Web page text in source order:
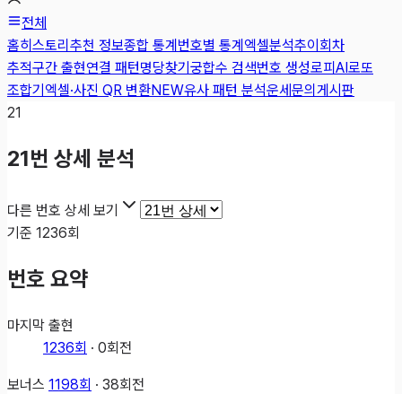
전체
홈히스토리 추천 정보종합 통계번호별 통계엑셀분석추이 회차
추적구간 출현연결 패턴명당찾기궁합수 검색번호 생성로피AI로또
조합기엑셀·사진 QR 변환NEW유사 패턴 분석운세문의게시판
21
21번 상세 분석
다른 번호 상세 보기
기준 1236회
번호 요약
마지막 출현
1236회 · 0회전
보너스 1198회 · 38회전